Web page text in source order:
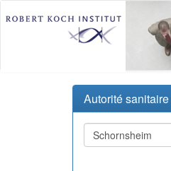
Autorité